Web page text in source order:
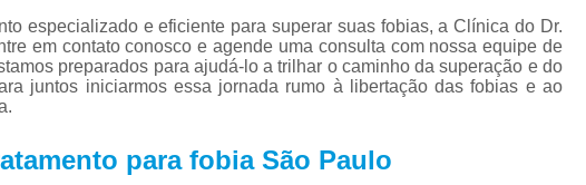
Tratamento para
Tratamentos para
Tratamento para Insônia Crônica
especializado e eficiente para superar suas fobias, a Clínica do Dr.
em contato conosco e agende uma consulta com nossa equipe de
preparados para ajudá-lo a trilhar o caminho da superação e do
juntos iniciarmos essa jornada rumo à libertação das fobias e ao
para fobia São Paulo